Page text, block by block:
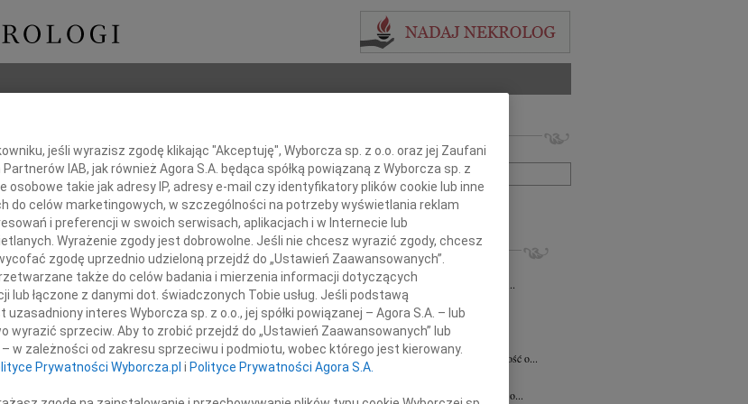
Imię i nazwisko lub numer ogłoszenia:
+ szukanie zaawansowane
INNE NEKROLOGI
24.07.2026Kraków
Panu Jackowi Gryzło Wiceprezesowi Areny...
Karolina Witek20.07.2026
Z głębokim smutkiem i żalem przyjęliśmy...
Joanna Słowińska
20.07.2026
Z olbrzymim smutkiem przyjęliśmy wiadomość o...
Joanna Słowińska
Z głębokim smutkiem przyjąłem wiadomość o...
jeśli wyrazisz zgodę klikając "Akceptuję", Wyborcza sp. z o.o. oraz jej Zaufani
IAB, jak również Agora S.A. będąca spółką powiązaną z Wyborcza sp. z
osobowe takie jak adresy IP, adresy e-mail czy identyfikatory plików cookie lub inne
do celów marketingowych, w szczególności na potrzeby wyświetlania reklam
i preferencji w swoich serwisach, aplikacjach i w Internecie lub
Wyrażenie zgody jest dobrowolne. Jeśli nie chcesz wyrazić zgody, chcesz
zgodę uprzednio udzieloną przejdź do „Ustawień Zaawansowanych”.
także do celów badania i mierzenia informacji dotyczących
lub łączone z danymi dot. świadczonych Tobie usług. Jeśli podstawą
interes Wyborcza sp. z o.o., jej spółki powiązanej – Agora S.A. – lub
wyrazić sprzeciw. Aby to zrobić przejdź do „Ustawień Zaawansowanych” lub
w zależności od zakresu sprzeciwu i podmiotu, wobec którego jest kierowany.
Prywatności Wyborcza.pl i Polityce Prywatności Agora S.A.